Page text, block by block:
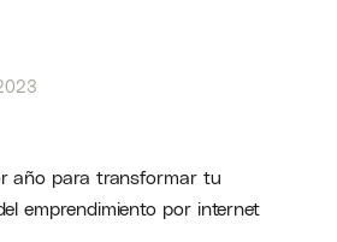
año para transformar tu
emprendimiento por internet